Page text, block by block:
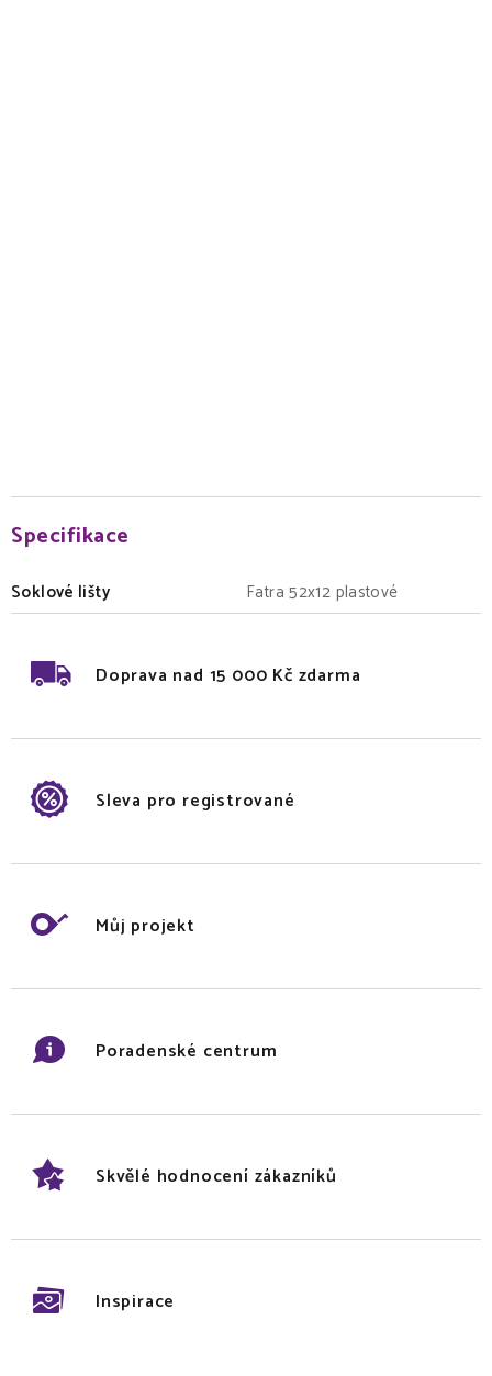
Specifikace
Soklové lišty Fatra 52x12 plastové
Doprava nad 15 000 Kč zdarma
Sleva pro registrované
Můj projekt
Poradenské centrum
Skvělé hodnocení zákazníků
Inspirace